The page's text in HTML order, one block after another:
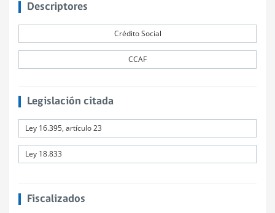
Descriptores
Crédito Social
CCAF
Legislación citada
Ley 16.395, artículo 23
Ley 18.833
Fiscalizados